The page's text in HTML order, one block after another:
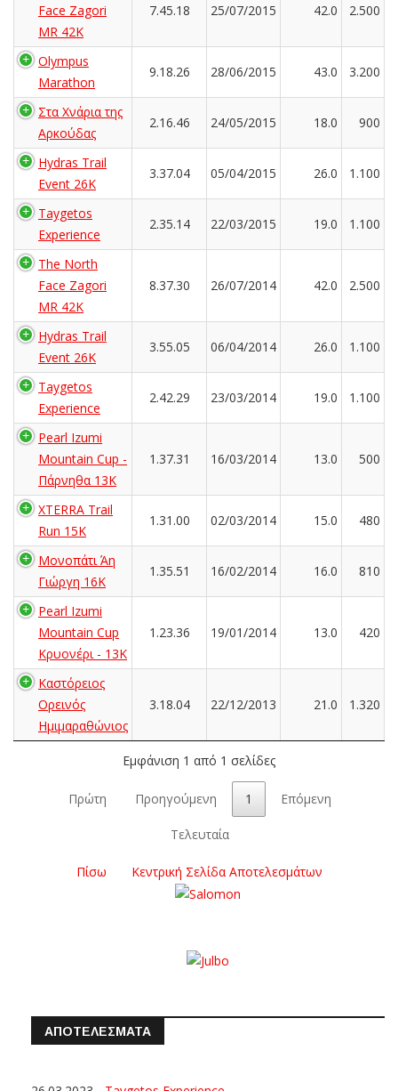
Face Zagori
MR 42K
7.45.18 25/07/2015 42.0 2.500
Olympus
Marathon
9.18.26 28/06/2015 43.0 3.200
Στα Χνάρια της
Αρκούδας
2.16.46 24/05/2015 18.0 900
Hydras Trail
Event 26K
3.37.04 05/04/2015 26.0 1.100
Taygetos
Experience
2.35.14 22/03/2015 19.0 1.100
The North
Face Zagori
MR 42K
8.37.30 26/07/2014 42.0 2.500
Hydras Trail
Event 26K
3.55.05 06/04/2014 26.0 1.100
Taygetos
Experience
2.42.29 23/03/2014 19.0 1.100
Pearl Izumi
Mountain Cup -
Πάρνηθα 13K
1.37.31 16/03/2014 13.0 500
XTERRA Trail
Run 15K
1.31.00 02/03/2014 15.0 480
Μονοπάτι Άη
Γιώργη 16Κ
1.35.51 16/02/2014 16.0 810
Pearl Izumi
Mountain Cup
Κρυονέρι - 13K
1.23.36 19/01/2014 13.0 420
Καστόρειος
Ορεινός
Ημιμαραθώνιος
3.18.04 22/12/2013 21.0 1.320
Εμφάνιση 1 από 1 σελίδες
Πρώτη Προηγούμενη 1 Επόμενη
Τελευταία
Πίσω Κεντρική Σελίδα Αποτελεσμάτων
ΑΠΟΤΕΛΕΣΜΑΤΑ